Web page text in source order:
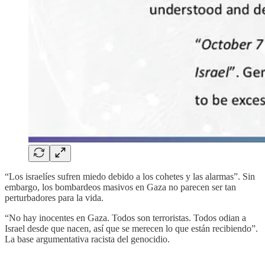
“Los israelíes sufren miedo debido a los cohetes y las alarmas”. Sin
embargo, los bombardeos masivos en Gaza no parecen ser tan
perturbadores para la vida.
“No hay inocentes en Gaza. Todos son terroristas. Todos odian a
Israel desde que nacen, así que se merecen lo que están recibiendo”.
La base argumentativa racista del genocidio.